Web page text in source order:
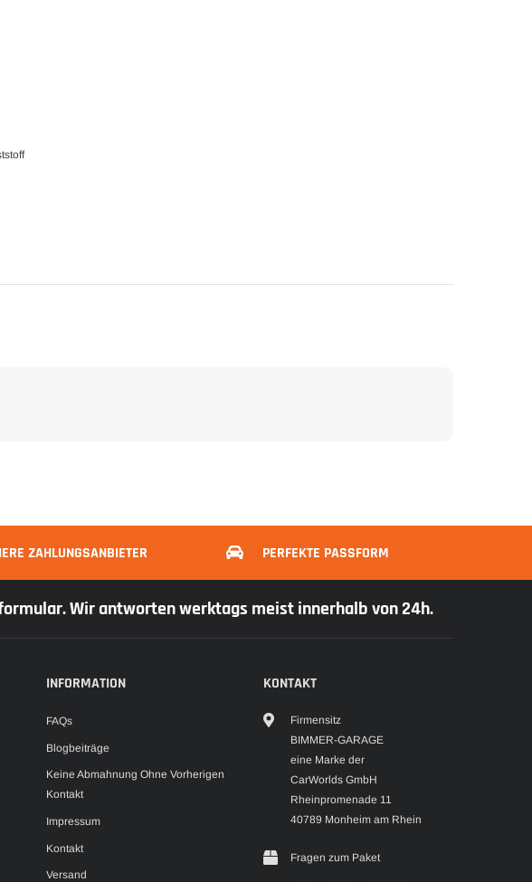
ZAHLUNGSANBIETER PERFEKTE PASSFORM
Wir antworten werktags meist innerhalb von 24h.
INFORMATION
FAQs
Blogbeiträge
Keine Abmahnung Ohne Vorherigen
Kontakt
Impressum
Kontakt
Versand
KONTAKT
Firmensitz
BIMMER-GARAGE
eine Marke der
CarWorlds GmbH
Rheinpromenade 11
40789 Monheim am Rhein
Fragen zum Paket